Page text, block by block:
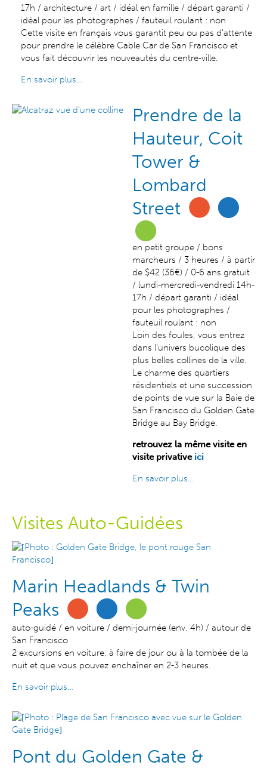
17h / architecture / art / idéal en famille / départ garanti /
idéal pour les photographes / fauteuil roulant : non
Cette visite en français vous garantit peu ou pas d'attente
pour prendre le célèbre Cable Car de San Francisco et
vous fait découvrir les nouveautés du centre-ville.
En savoir plus…
Prendre de la
Hauteur, Coit
Tower &
Lombard
Street
en petit groupe / bons
marcheurs / 3 heures / à partir
de $42 (36€) / 0-6 ans gratuit
/ lundi-mercredi-vendredi 14h-
17h / départ garanti / idéal
pour les photographes /
fauteuil roulant : non
Loin des foules, vous entrez
dans l'univers bucolique des
plus belles collines de la ville.
Le charme des quartiers
résidentiels et une succession
de points de vue sur la Baie de
San Francisco du Golden Gate
Bridge au Bay Bridge.
retrouvez la même visite en
visite privative ici
En savoir plus…
Visites Auto-Guidées
Marin Headlands & Twin
Peaks
auto-guidé / en voiture / demi-journée (env. 4h) / autour de
San Francisco
2 excursions en voiture, à faire de jour ou à la tombée de la
nuit et que vous pouvez enchaîner en 2-3 heures.
En savoir plus…
Pont du Golden Gate &